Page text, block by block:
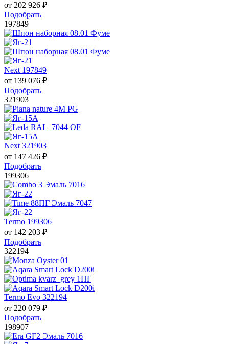
от 202 926 ₽
Подобрать
197849
Next 197849
от 139 076 ₽
Подобрать
321903
Next 321903
от 147 426 ₽
Подобрать
199306
Termo 199306
от 142 203 ₽
Подобрать
322194
Termo Evo 322194
от 220 079 ₽
Подобрать
198907